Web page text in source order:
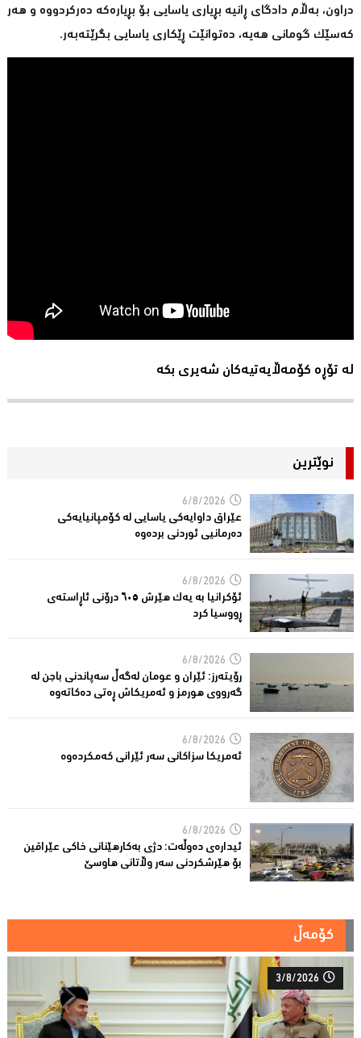
دراون، بەڵام دادگای ڕانیە بڕیاری یاسایی بۆ بڕیارەكە دەركردووە و هەر
كەسێك گومانی هەیە، دەتوانێت ڕێكاری یاسایی بگرێتەبەر.
لە تۆڕە کۆمەڵایەتیەکان شەیری بکە
نوێترین
6/8/2026
عێراق داوایەکی یاسایی لە کۆمپانیایه‌كی
دەرمانیى ئوردنی بردەوە
6/8/2026
ئۆکرانیا بە یەک هێرش ٦٠٥ درۆنی ئاڕاستەى
ڕووسیا کرد
6/8/2026
رۆیتەرز: ئێران و عومان لەگەڵ سەپاندنی باجن لە
گەرووی هورمز و ئەمریکاش ڕەتی دەکاتەوە
6/8/2026
ئه‌مریكا سزاكانی سه‌ر ئێرانی كه‌مكرده‌وه‌
6/8/2026
ئیدارەى دەوڵەت: دژى بەکارهێنانى خاکی عێراقین
بۆ هێرشکردنى سەر وڵاتانی هاوسێ
کۆمەڵ
3/8/2026